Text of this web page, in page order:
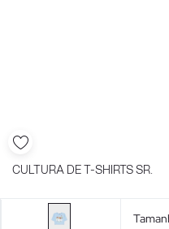
CULTURA DE T-SHIRTS SR.